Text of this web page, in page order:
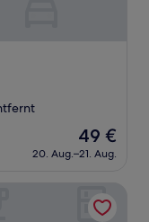
Der
Preis
beträgt
49 €
20. Aug.–21. Aug.